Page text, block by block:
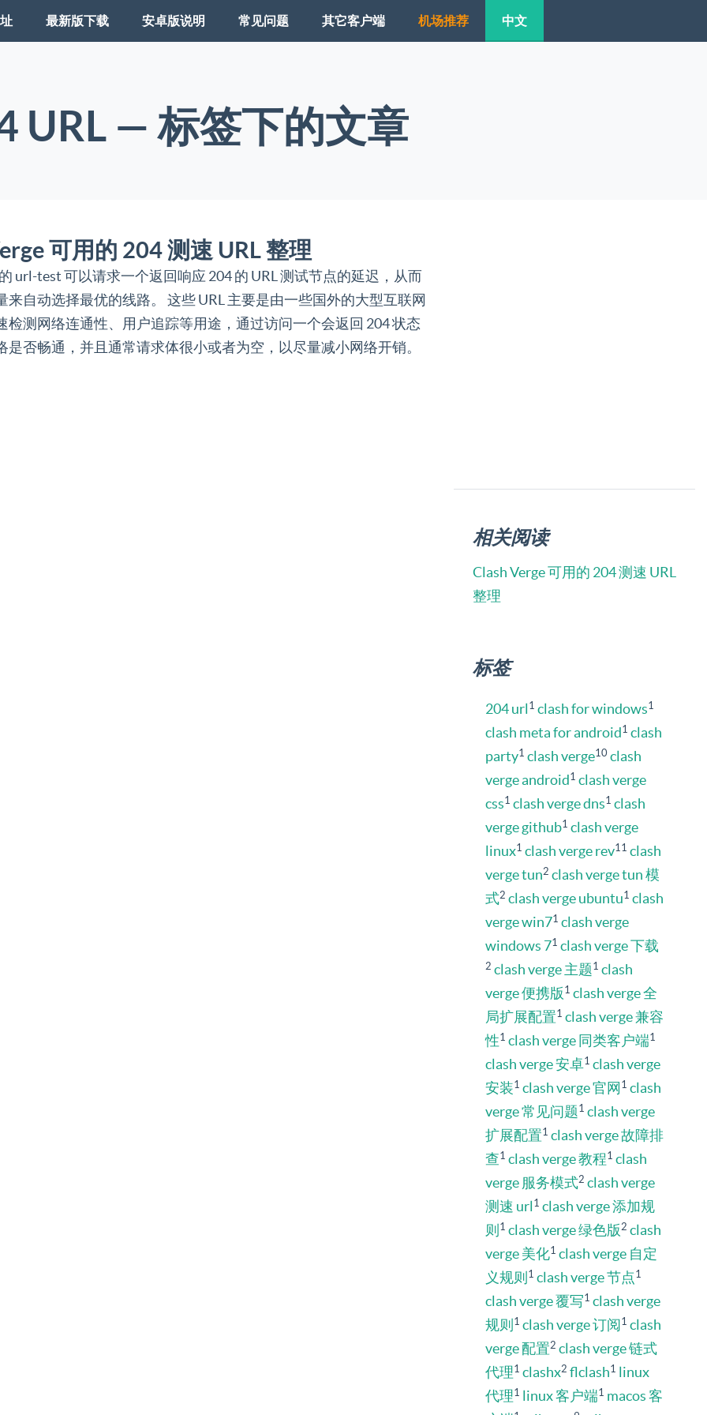
最新版下载 安卓版说明 常见问题 其它客户端 机场推荐 中文
URL — 标签下的文章
可用的 204 测速 URL 整理
url-test 可以请求一个返回响应 204 的 URL 测试节点的延迟，从而
来自动选择最优的线路。 这些 URL 主要是由一些国外的大型互联网
检测网络连通性、用户追踪等用途，通过访问一个会返回 204 状态
是否畅通，并且通常请求体很小或者为空，以尽量减小网络开销。
相关阅读
Clash Verge 可用的 204 测速 URL
整理
标签
204 url 1 clash for windows1
clash meta for android1 clash
party1 clash verge10 clash
verge android1 clash verge
css1 clash verge dns1 clash
verge github1 clash verge
linux1 clash verge rev11 clash
verge tun2 clash verge tun 模
式2 clash verge ubuntu1 clash
verge win71 clash verge
windows 71 clash verge 下载
2 clash verge 主题1 clash
verge 便携版 1 clash verge 全
局扩展配置1 clash verge 兼容
性1 clash verge 同类客户端1
clash verge 安卓1 clash verge
安装1 clash verge 官网 1 clash
verge 常见问题1 clash verge
扩展配置1 clash verge 故障排
查1 clash verge 教程1 clash
verge 服务模式2 clash verge
测速 url 1 clash verge 添加规
则 1 clash verge 绿色版 2 clash
verge 美化1 clash verge 自定
义规则 1 clash verge 节点1
clash verge 覆写1 clash verge
规则 1 clash verge 订阅1 clash
verge 配置2 clash verge 链式
代理1 clashx2 flclash1 linux
代理1 linux 客户端1 macos 客